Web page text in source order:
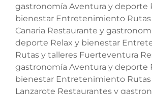
gastronomía Aventura y deporte
bienestar Entretenimiento Rutas
Canaria Restaurante y
deporte Relax y bienestar
Rutas y talleres Fuerteventura
gastronomía Aventura y deporte
bienestar Entretenimiento Rutas
Lanzarote Restaurantes y